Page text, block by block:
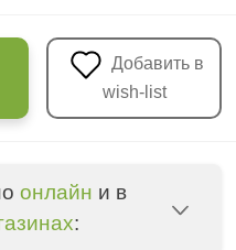
wish-list
онлайн и в
: